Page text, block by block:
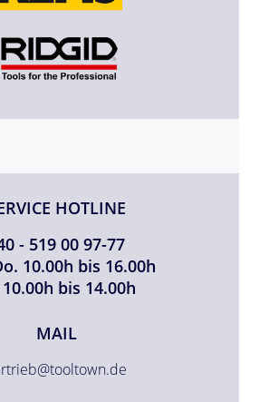
HOTLINE
- 519 00 97-77
10.00h bis 16.00h
bis 14.00h
MAIL